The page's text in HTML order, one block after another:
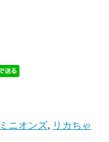
ミニオンズ, リカちゃ